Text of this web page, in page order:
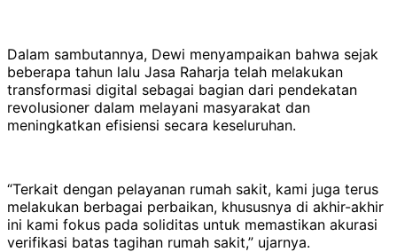
Dalam sambutannya, Dewi menyampaikan bahwa sejak
beberapa tahun lalu Jasa Raharja telah melakukan
transformasi digital sebagai bagian dari pendekatan
revolusioner dalam melayani masyarakat dan
meningkatkan efisiensi secara keseluruhan.
“Terkait dengan pelayanan rumah sakit, kami juga terus
melakukan berbagai perbaikan, khususnya di akhir-akhir
ini kami fokus pada soliditas untuk memastikan akurasi
verifikasi batas tagihan rumah sakit,” ujarnya.